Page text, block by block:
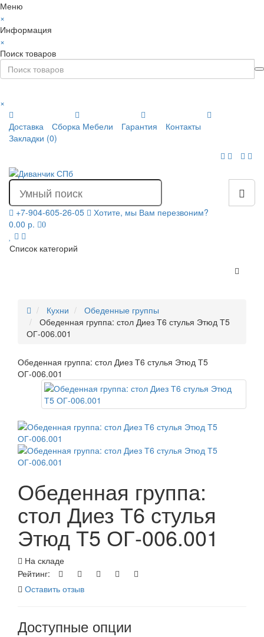
Меню
×
Информация
×
Поиск товаров
×
Доставка
Сборка Мебели Гарантия
Контакты
Закладки (0)
+7-904-605-26-05
Хотите, мы Вам перезвоним?
0.00 р.
0
Список категорий
Кухни
Обеденные группы
Обеденная группа: стол Диез Т6 стулья Этюд Т5
ОГ-006.001
Обеденная группа: стол Диез Т6 стулья Этюд Т5
ОГ-006.001
Обеденная группа:
стол Диез Т6 стулья
Этюд Т5 ОГ-006.001
На складе
Рейтинг:
Оставить отзыв
Доступные опции